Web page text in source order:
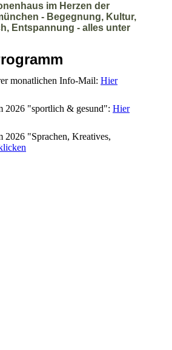
im Herzen der
- Begegnung, Kultur,
Entspannung - alles unter
monatlichen Info-Mail: Hier
2026 "sportlich & gesund": Hier
2026 "Sprachen, Kreatives,